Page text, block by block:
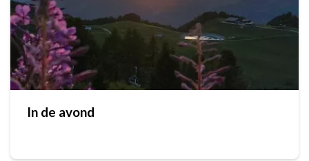
In de avond